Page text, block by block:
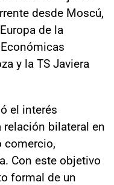
desde Moscú,
de la
y la TS Javiera
el interés
bilateral en
comercio,
Con este objetivo
formal de un